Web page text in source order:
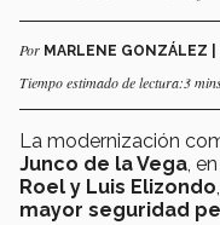
Por MARLENE GONZÁLEZ |
Tiempo estimado de lectura:3
La modernización
Junco de la Vega ,
Roel y Luis Elizondo
mayor seguridad